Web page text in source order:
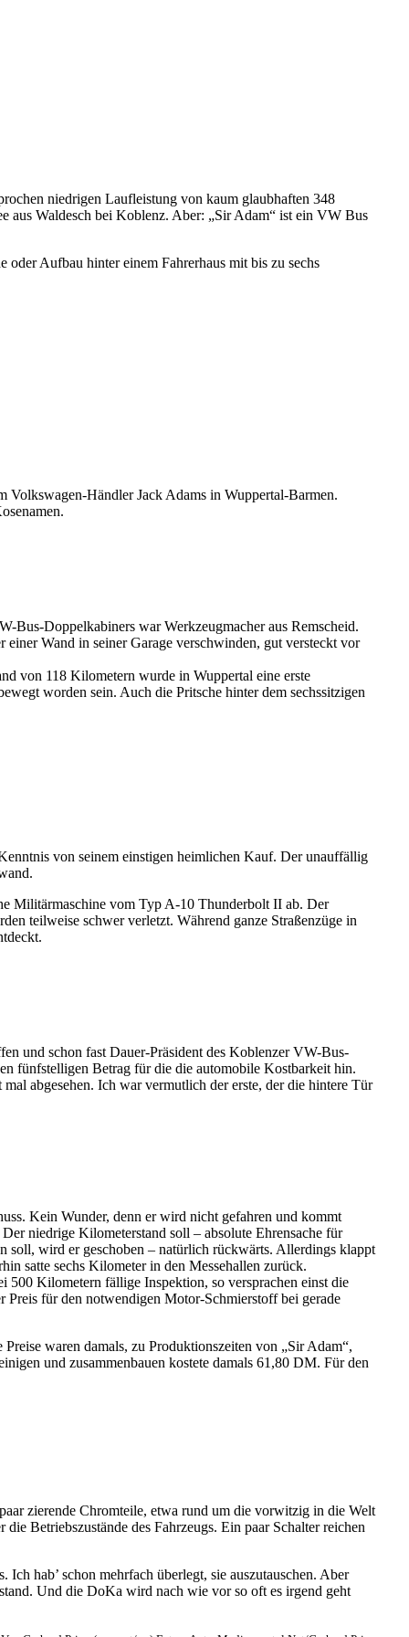
niedrigen Laufleistung von kaum glaubhaften 348
aus Waldesch bei Koblenz. Aber: „Sir Adam“ ist ein VW Bus
Aufbau hinter einem Fahrerhaus mit bis zu sechs
Volkswagen-Händler Jack Adams in Wuppertal-Barmen.
Bus-Doppelkabiners war Werkzeugmacher aus Remscheid.
Wand in seiner Garage verschwinden, gut versteckt vor
von 118 Kilometern wurde in Wuppertal eine erste
worden sein. Auch die Pritsche hinter dem sechssitzigen
von seinem einstigen heimlichen Kauf. Der unauffällig
Militärmaschine vom Typ A-10 Thunderbolt II ab. Der
teilweise schwer verletzt. Während ganze Straßenzüge in
und schon fast Dauer-Präsident des Koblenzer VW-Bus-
fünfstelligen Betrag für die die automobile Kostbarkeit hin.
abgesehen. Ich war vermutlich der erste, der die hintere Tür
Kein Wunder, denn er wird nicht gefahren und kommt
niedrige Kilometerstand soll – absolute Ehrensache für
soll, wird er geschoben – natürlich rückwärts. Allerdings klappt
satte sechs Kilometer in den Messehallen zurück.
500 Kilometern fällige Inspektion, so versprachen einst die
für den notwendigen Motor-Schmierstoff bei gerade
waren damals, zu Produktionszeiten von „Sir Adam“,
und zusammenbauen kostete damals 61,80 DM. Für den
zierende Chromteile, etwa rund um die vorwitzig in die Welt
Betriebszustände des Fahrzeugs. Ein paar Schalter reichen
hab’ schon mehrfach überlegt, sie auszutauschen. Aber
Und die DoKa wird nach wie vor so oft es irgend geht